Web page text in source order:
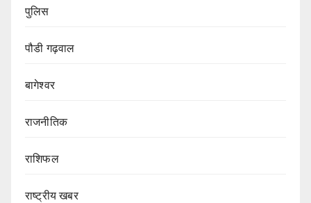
पुलिस
पौडी गढ़वाल
बागेश्वर
राजनीतिक
राशिफल
राष्ट्रीय खबर